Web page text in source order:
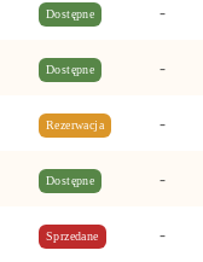
Dostępne -
Dostępne -
Rezerwacja -
Dostępne -
Sprzedane -